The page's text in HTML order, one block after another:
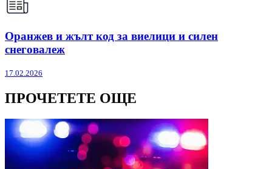
Оранжев и жълт код за виелици и силен
снеговалеж
17.02.2026
ПРОЧЕТЕТЕ ОЩЕ